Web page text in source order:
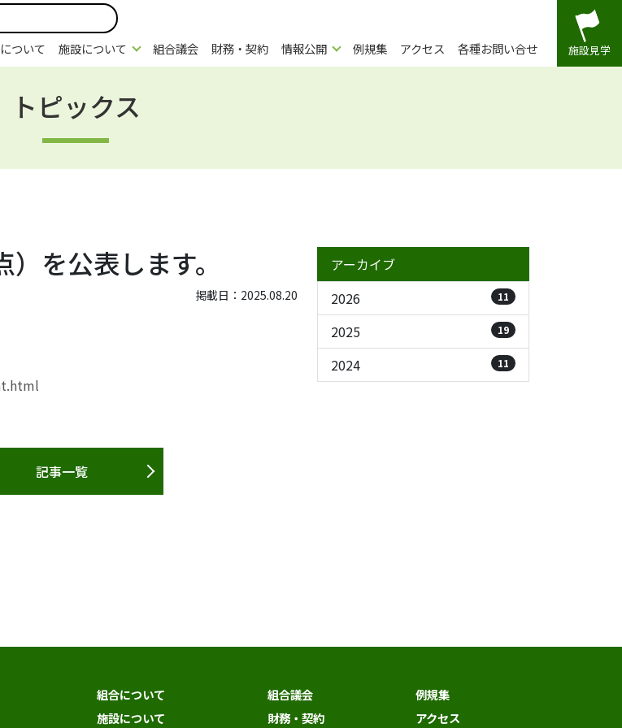
ついて 施設について 組合議会 財務・契約 情報公開 例規集 アクセス 各種お問い合せ 施設見学
トピックス
を公表します。
掲載日：2025.08.20
記事一覧
アーカイブ
2026
11
2025 19
2024 11
組合について
施設について
組合議会
財務・契約
例規集
アクセス